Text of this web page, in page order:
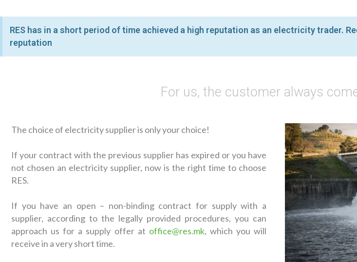
RES has in a short period of time achieved a high reputation as an electricity trader.
reputation
For us, the customer always
The choice of electricity supplier is only your choice!
If your contract with the previous supplier has expired or you have
not chosen an electricity supplier, now is the right time to choose
RES.
If you have an open – non-binding contract for supply with a
supplier, according to the legally provided procedures, you can
approach us for a supply offer at office@res.mk, which you will
receive in a very short time.